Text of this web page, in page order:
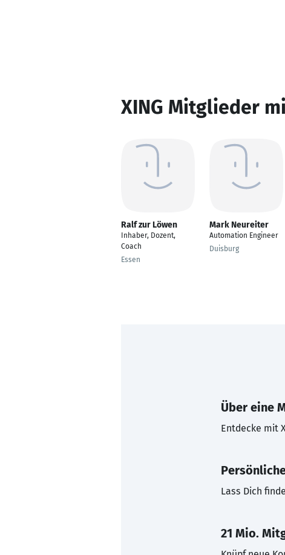
XING Mitglieder
Ralf zur Löwen
Inhaber, Dozent,
Coach
Essen
Mark Neureiter
Automation Engineer
Duisburg
Über eine
Entdecke mit
Lass Dich
21 Mio.